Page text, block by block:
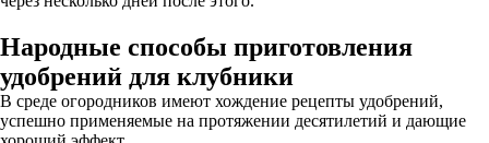
Народные способы приготовления
удобрений для клубники
В среде огородников имеют хождение рецепты удобрений,
успешно применяемые на протяжении десятилетий и дающие